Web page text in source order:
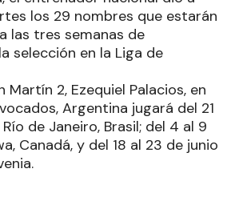
los 29 nombres que estarán
las tres semanas de
selección en la Liga de
Martín 2, Ezequiel Palacios, en
Argentina jugará del 21
de Janeiro, Brasil; del 4 al 9
Canadá, y del 18 al 23 de junio